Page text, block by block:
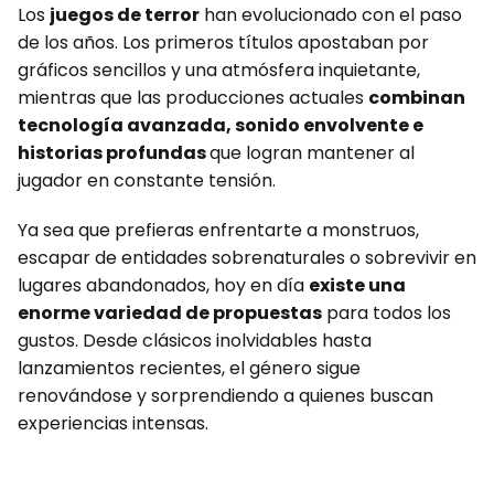
Los juegos de terror han evolucionado con el paso
de los años. Los primeros títulos apostaban por
gráficos sencillos y una atmósfera inquietante,
mientras que las producciones actuales combinan
tecnología avanzada, sonido envolvente e
historias profundasque logran mantener al
jugador en constante tensión.
Ya sea que prefieras enfrentarte a monstruos,
escapar de entidades sobrenaturales o sobrevivir en
lugares abandonados, hoy en día existe una
enorme variedad de propuestas para todos los
gustos. Desde clásicos inolvidables hasta
lanzamientos recientes, el género sigue
renovándose y sorprendiendo a quienes buscan
experiencias intensas.